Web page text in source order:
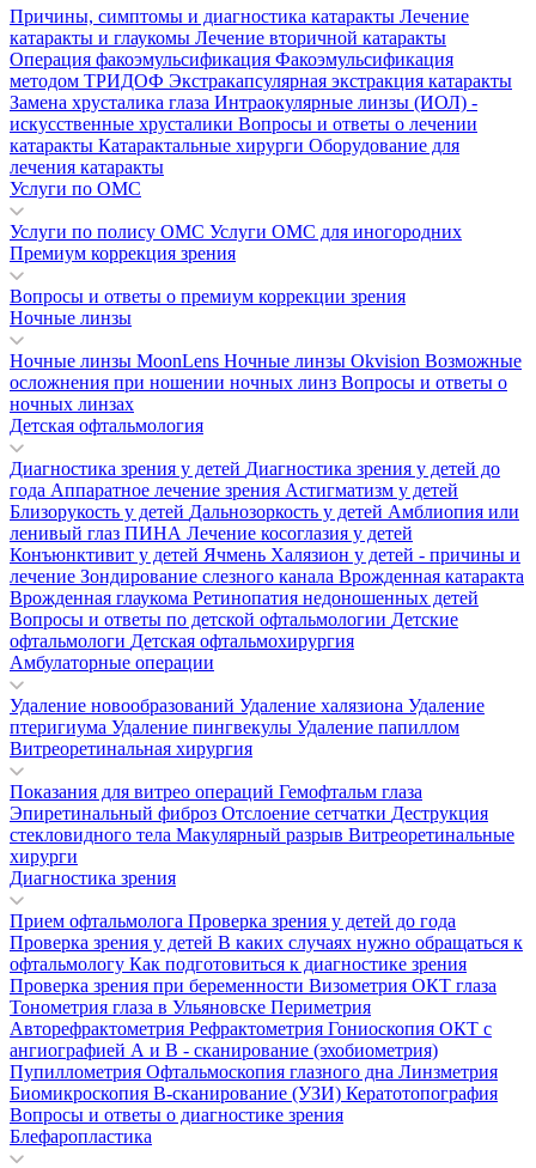
Причины, симптомы и диагностика катаракты Лечение
катаракты и глаукомы Лечение вторичной катаракты
Операция факоэмульсификация Факоэмульсификация
методом ТРИДОФ Экстракапсулярная экстракция катаракты
Замена хрусталика глаза Интраокулярные линзы (ИОЛ) -
искусственные хрусталики Вопросы и ответы о лечении
катаракты Катарактальные хирурги Оборудование для
лечения катаракты
Услуги по ОМС
Услуги по полису ОМС Услуги ОМС для иногородних
Премиум коррекция зрения
Вопросы и ответы о премиум коррекции зрения
Ночные линзы
Ночные линзы MoonLens Ночные линзы Okvision Возможные
осложнения при ношении ночных линз Вопросы и ответы о
ночных линзах
Детская офтальмология
Диагностика зрения у детей Диагностика зрения у детей до
года Аппаратное лечение зрения Астигматизм у детей
Близорукость у детей Дальнозоркость у детей Амблиопия или
ленивый глаз ПИНА Лечение косоглазия у детей
Конъюнктивит у детей Ячмень Халязион у детей - причины и
лечение Зондирование слезного канала Врожденная катаракта
Врожденная глаукома Ретинопатия недоношенных детей
Вопросы и ответы по детской офтальмологии Детские
офтальмологи Детская офтальмохирургия
Амбулаторные операции
Удаление новообразований Удаление халязиона Удаление
птеригиума Удаление пингвекулы Удаление папиллом
Витреоретинальная хирургия
Показания для витрео операций Гемофтальм глаза
Эпиретинальный фиброз Отслоение сетчатки Деструкция
стекловидного тела Макулярный разрыв Витреоретинальные
хирурги
Диагностика зрения
Прием офтальмолога Проверка зрения у детей до года
Проверка зрения у детей В каких случаях нужно обращаться к
офтальмологу Как подготовиться к диагностике зрения
Проверка зрения при беременности Визометрия ОКТ глаза
Тонометрия глаза в Ульяновске Периметрия
Авторефрактометрия Рефрактометрия Гониоскопия ОКТ с
ангиографией А и В - сканирование (эхобиометрия)
Пупиллометрия Офтальмоскопия глазного дна Линзметрия
Биомикроскопия В-сканирование (УЗИ) Кератотопография
Вопросы и ответы о диагностике зрения
Блефаропластика